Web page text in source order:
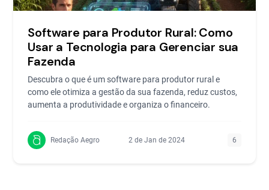
Software para Produtor Rural: Como
Usar a Tecnologia para Gerenciar sua
Fazenda
Descubra o que é um software para produtor rural e
como ele otimiza a gestão da sua fazenda, reduz custos,
aumenta a produtividade e organiza o financeiro.
Redação Aegro 2 de Jan de 2024 6